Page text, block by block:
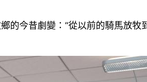
的今昔劇變：“從以前的騎馬放